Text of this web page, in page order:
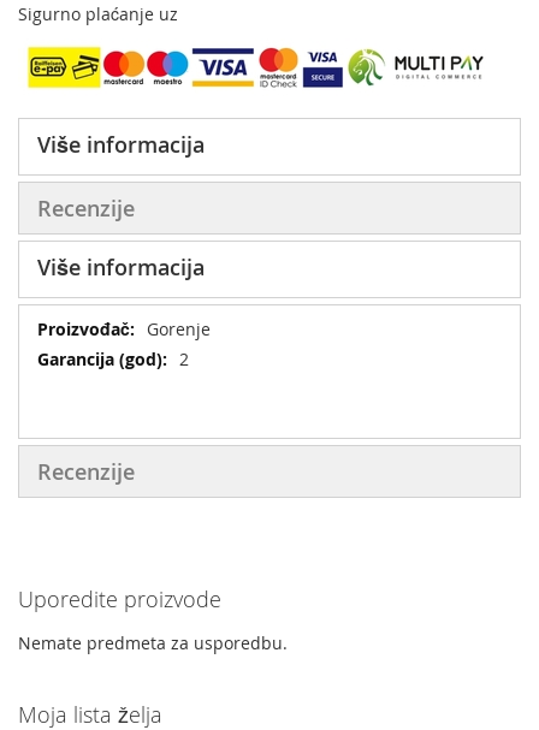
Sigurno plaćanje uz
Više informacija
Recenzije
Više informacija
Više
informacija
Gorenje
2
Recenzije
Uporedite proizvode
Nemate predmeta za usporedbu.
Moja lista želja